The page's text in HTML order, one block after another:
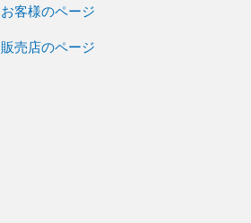
お客様のページ
販売店のページ